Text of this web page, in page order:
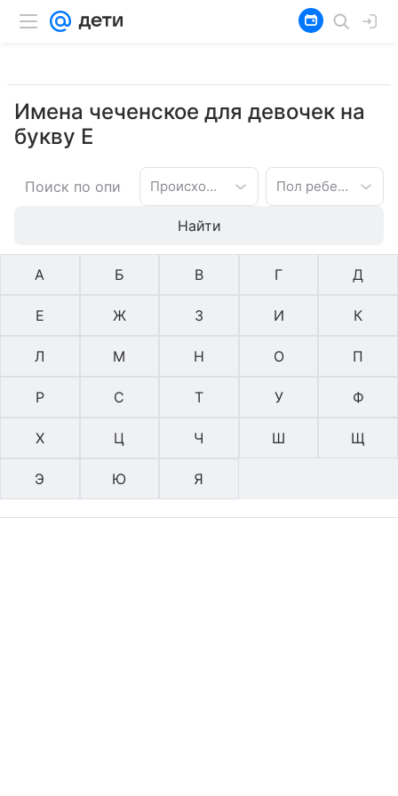
Имена чеченское для девочек на
букву Е
Происхождение имени Пол ребенка
Найти
А Б В Г Д
Е Ж З И К
Л М Н О П
Р С Т У Ф
Х Ц Ч Ш Щ
Э Ю Я